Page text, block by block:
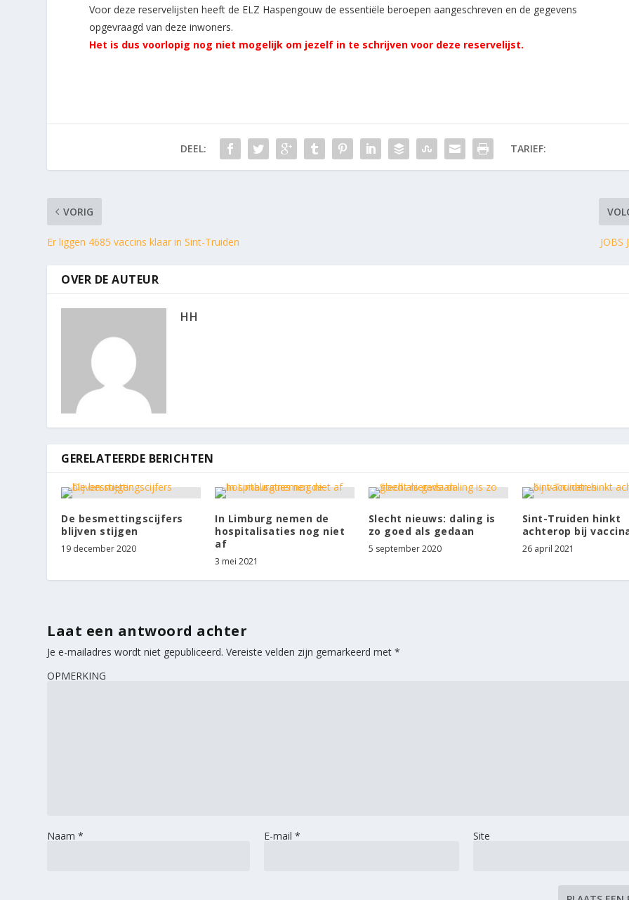
Voor deze reservelijsten heeft de ELZ Haspengouw de essentiële beroepen aangeschreven en de gegevens
opgevraagd van deze inwoners.
Het is dus voorlopig nog niet mogelijk om jezelf in te schrijven voor deze reservelijst.
DEEL: TARIEF:
VORIG
Er liggen 4685 vaccins klaar in Sint-Truiden JOBS
OVER DE AUTEUR
HH
GERELATEERDE BERICHTEN
De besmettingscijfers
blijven stijgen
19 december 2020
In Limburg nemen de
hospitalisaties nog niet
af
3 mei 2021
Slecht nieuws: daling is
zo goed als gedaan
5 september 2020
Sint-Truiden hinkt
achterop bij
26 april 2021
Laat een antwoord achter
Je e-mailadres wordt niet gepubliceerd. Vereiste velden zijn gemarkeerd met*
OPMERKING
Naam* E-mail * Site